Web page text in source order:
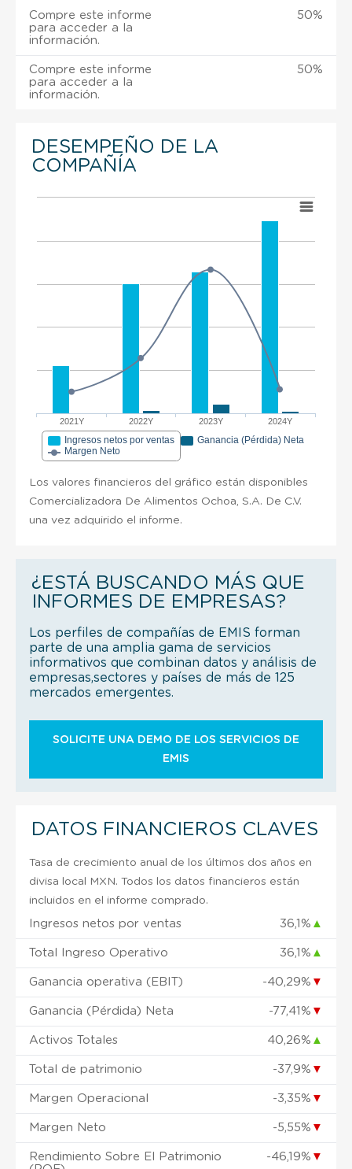
Compre este informe
para acceder a la
información.
50%
Compre este informe
para acceder a la
información.
50%
DESEMPEÑO DE LA
COMPAÑÍA
2021Y 2022Y 2023Y 2024Y
Ingresos netos por ventas
Ganancia (Pérdida) Neta
Margen Neto
Los valores financieros del gráfico están disponibles
Comercializadora De Alimentos Ochoa, S.A. De C.V.
una vez adquirido el informe.
¿ESTÁ BUSCANDO MÁS QUE
INFORMES DE EMPRESAS?
Los perfiles de compañías de EMIS forman
parte de una amplia gama de servicios
informativos que combinan datos y análisis de
empresas,sectores y países de más de 125
mercados emergentes.
SOLICITE UNA DEMO DE LOS SERVICIOS DE
EMIS
DATOS FINANCIEROS CLAVES
Tasa de crecimiento anual de los últimos dos años en
divisa local MXN. Todos los datos financieros están
incluidos en el informe comprado.
Ingresos netos por ventas 36,1% ▲
Total Ingreso Operativo 36,1% ▲
Ganancia operativa (EBIT) -40,29% ▼
Ganancia (Pérdida) Neta -77,41% ▼
Activos Totales 40,26% ▲
Total de patrimonio -37,9% ▼
Margen Operacional -3,35% ▼
Margen Neto -5,55% ▼
Rendimiento Sobre El Patrimonio
-46,19% ▼